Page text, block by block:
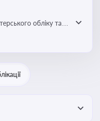
обліку та
до